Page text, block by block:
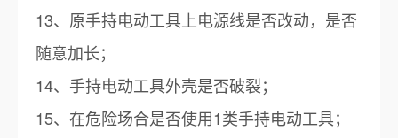
13、原手持电动工具上电源线是否改动，是否
随意加长；
14、手持电动工具外壳是否破裂；
15、在危险场合是否使用1类手持电动工具；